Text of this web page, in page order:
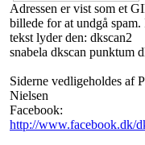
Adressen er vist som et
billede for at undgå spam.
tekst lyder den: dkscan2
snabela dkscan punktum
Siderne vedligeholdes af
Nielsen
Facebook:
http://www.facebook.dk/